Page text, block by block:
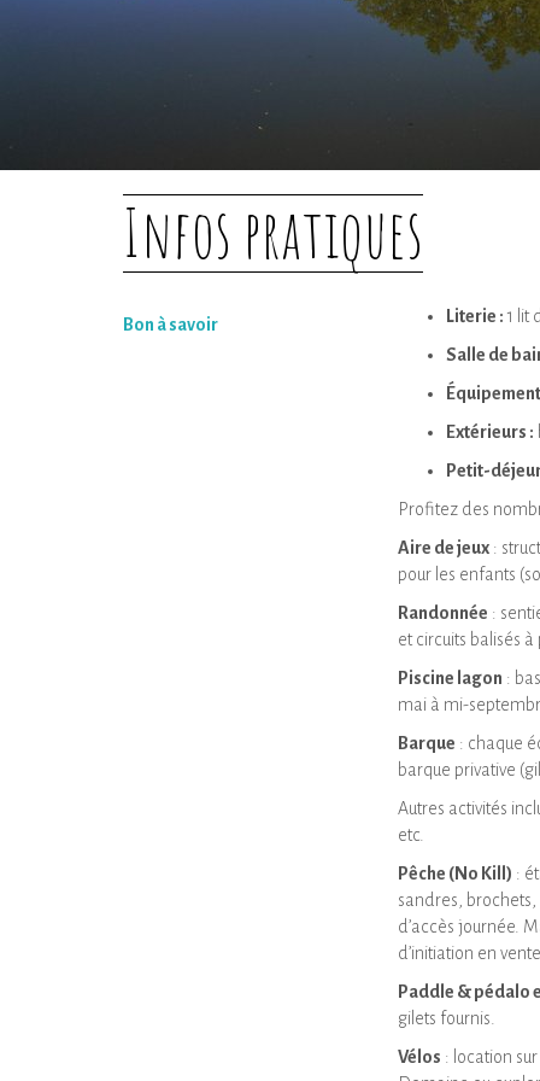
Infos pratiques
Bon à savoir Literie : 1 lit
Salle de
Extérieurs :
Petit-
Profitez des
Aire de jeux:
pour les enfants
Randonnée :
et circuits balisés à
Piscine lagon :
mai à mi-
Barque : chaque
barque privative
Autres activités
etc.
Pêche (No Kill) :
sandres,
d’accès journée.
d’initiation en
Paddle & pédalo
gilets fournis.
Vélos : location